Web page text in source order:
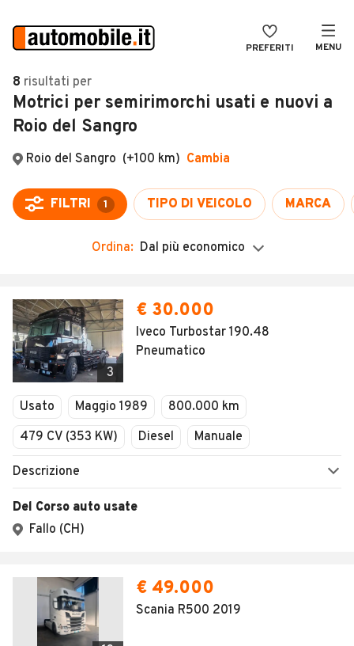
PREFERITI MENU
Auto
Auto usate
Auto Km 0
Auto Nuove
Moto
Camper
Veicoli Commerciali
Concessionari
VENDI
MAGAZINE
ACCEDI
8 risultati per
Motrici per semirimorchi usati e nuovi a
Roio del Sangro
Roio del Sangro (+100 km) Cambia
FILTRI 1 TIPO DI VEICOLO MARCA
Ordina: Dal più economico